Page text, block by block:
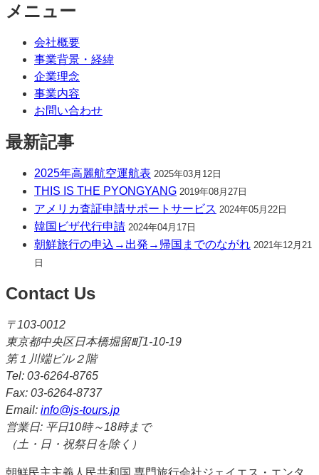
メニュー
会社概要
事業背景・経緯
企業理念
事業内容
お問い合わせ
最新記事
2025年高麗航空運航表 2025年03月12日
THIS IS THE PYONGYANG 2019年08月27日
アメリカ査証申請サポートサービス 2024年05月22日
韓国ビザ代行申請 2024年04月17日
朝鮮旅行の申込→出発→帰国までのながれ 2021年12月21
日
Contact Us
〒103-0012
東京都中央区日本橋堀留町1-10-19
第１川端ビル２階
Tel: 03-6264-8765
Fax: 03-6264-8737
Email: info@js-tours.jp
営業日: 平日10時～18時まで
（土・日・祝祭日を除く）